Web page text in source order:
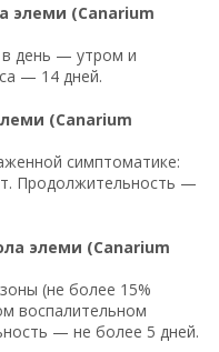
элеми (Canarium
день — утром и
— 14 дней.
(Canarium
симптоматике:
Продолжительность —
элеми (Canarium
(не более 15%
воспалительном
— не более 5 дней.